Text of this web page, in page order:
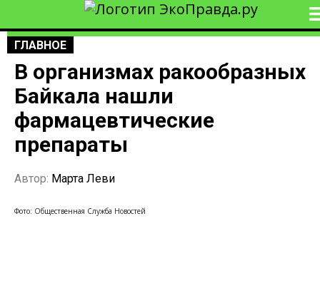
ГЛАВНОЕ
В организмах ракообразных
Байкала нашли
фармацевтические
препараты
Автор: Марта Леви
Фото: Общественная Служба Новостей